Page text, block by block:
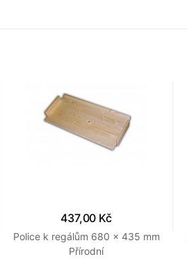
437,00 Kč
Police k regálům 680 x 435 mm
Přírodní